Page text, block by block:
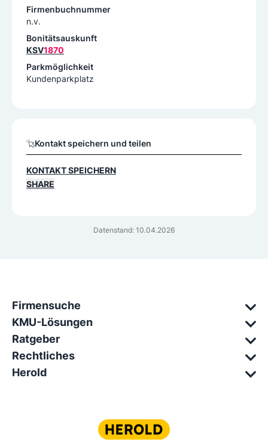
Datenstand: 10.04.2026
Firmenbuchnummer
n.v.
Bonitätsauskunft
KSV1870
Parkmöglichkeit
Kundenparkplatz
Kontakt speichern und teilen
KONTAKT SPEICHERN
SHARE
Firmensuche
KMU-Lösungen
Ratgeber
Rechtliches
Herold